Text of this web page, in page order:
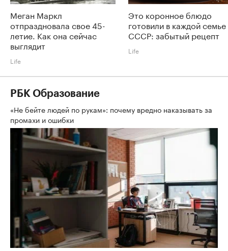
Меган Маркл
отпраздновала свое 45-
летие. Как она сейчас
выглядит
Life
Это коронное блюдо
готовили в каждой семье
СССР: забытый рецепт
Life
РБК Образование
«Не бейте людей по рукам»: почему вредно наказывать за
промахи и ошибки